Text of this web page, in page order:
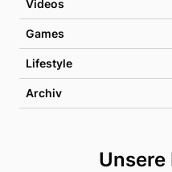
Videos
Games
Lifestyle
Archiv
Unsere